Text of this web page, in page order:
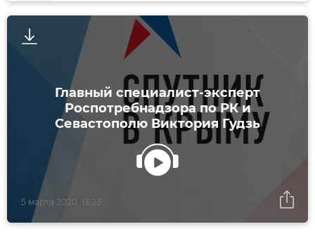
Главный специалист-эксперт
Роспотребнадзора по РК и
Севастополю Виктория Гудзь
5 марта 2020, 13:23